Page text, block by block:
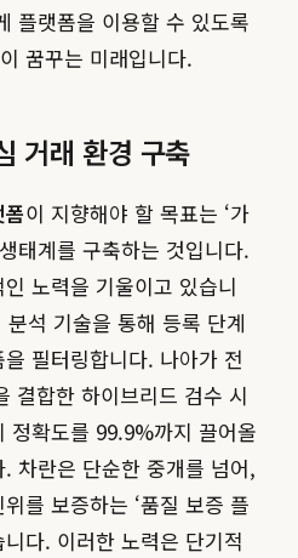
플랫폼을 이용할 수 있도록
꿈꾸는 미래입니다.
거래 환경 구축
이 지향해야 할 목표는 ‘가
태계를 구축하는 것입니다.
노력을 기울이고 있습니
석 기술을 통해 등록 단계
필터링합니다. 나아가 전
결합한 하이브리드 검수 시
정확도를 99.9%까지 끌어올
차란은 단순한 중개를 넘어,
를 보증하는 ‘품질 보증 플
다. 이러한 노력은 단기적